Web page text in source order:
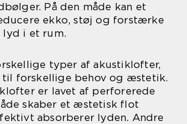
På den måde kan et
ekko, støj og forstærke
lyd i et rum.
typer af akustiklofter,
til forskellige behov og æstetik.
er lavet af perforerede
skaber et æstetisk flot
absorberer lyden. Andre